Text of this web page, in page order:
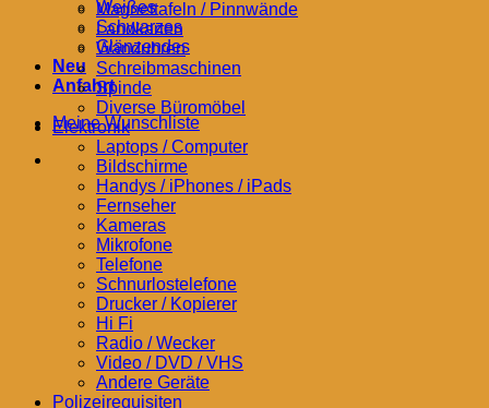
Weißes
Schwarzes
Glänzendes
Neu
Anfahrt
Meine Wunschliste
Magnettafeln / Pinnwände
Landkarten
Wanduhren
Schreibmaschinen
Spinde
Diverse Büromöbel
Elektronik
Laptops / Computer
Bildschirme
Handys / iPhones / iPads
Fernseher
Kameras
Mikrofone
Telefone
Schnurlostelefone
Drucker / Kopierer
Hi Fi
Radio / Wecker
Video / DVD / VHS
Andere Geräte
Polizeirequisiten